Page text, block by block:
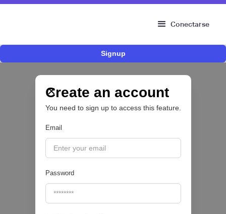
Conectarse
Signup
Create an account
You need to sign up to access this feature.
Email
Password
IA para automatizar la gestión de tesorería de
las PYMEs
BFM 👔
July 28